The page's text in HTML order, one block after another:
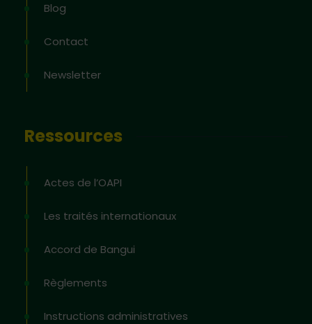
Blog
Contact
Newsletter
Ressources
Actes de l’OAPI
Les traités internationaux
Accord de Bangui
Règlements
Instructions administratives